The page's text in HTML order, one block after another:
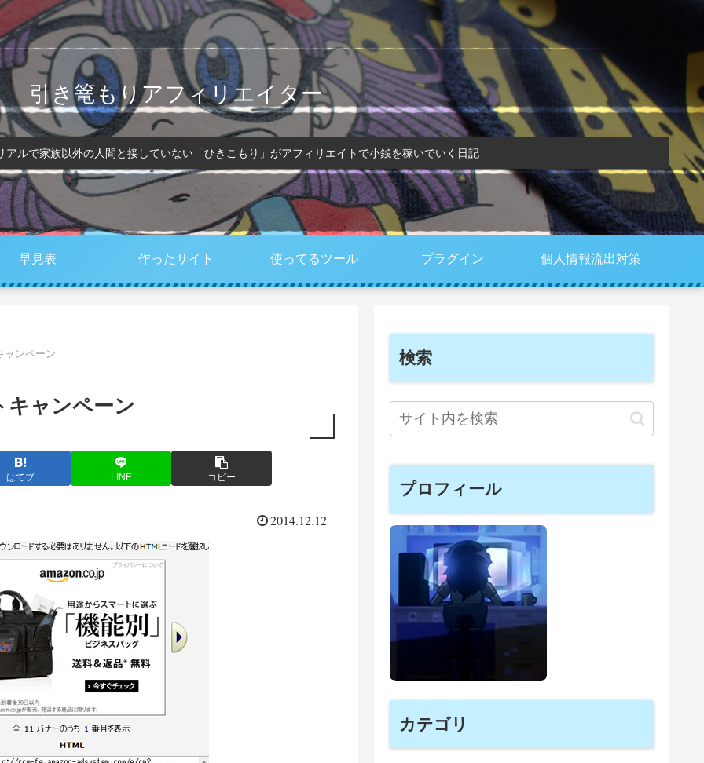
引き篭もりアフィリエイター
アルで家族以外の人間と接していない「ひきこもり」がアフィリエイトで小銭を稼いでいく日記
早見表 作ったサイト 使ってるツール プラグイン 個人情報流出対策
ャンペーン
キャンペーン
はてブ LINE コピー
2014.12.12
検索
プロフィール
カテゴリ